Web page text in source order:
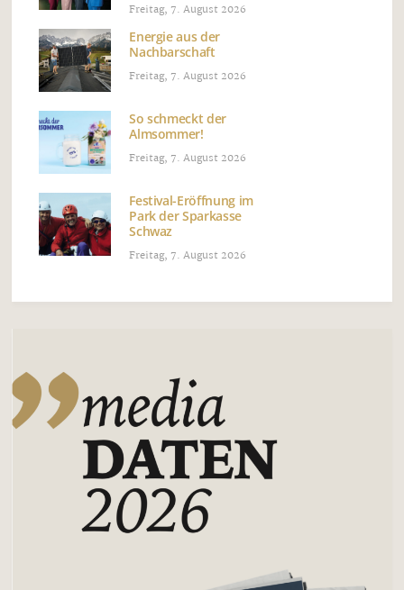
Freitag, 7. August 2026
Energie aus der
Nachbarschaft
Freitag, 7. August 2026
So schmeckt der
Almsommer!
Freitag, 7. August 2026
Festival-Eröffnung im
Park der Sparkasse
Schwaz
Freitag, 7. August 2026